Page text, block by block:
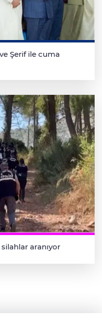
Şerif ile cuma
aranıyor